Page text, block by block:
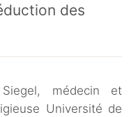
des
médecin et
Université de